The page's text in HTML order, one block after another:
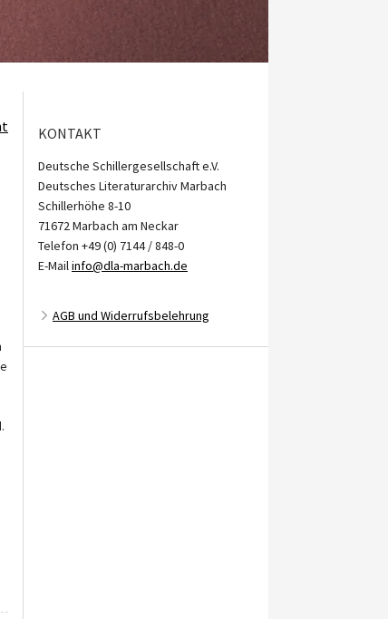
KONTAKT
Deutsche Schillergesellschaft e.V.
Deutsches Literaturarchiv Marbach
Schillerhöhe 8-10
71672 Marbach am Neckar
Telefon +49 (0) 7144 / 848-0
E-Mailinfo@dla-marbach.de
AGB und Widerrufsbelehrung